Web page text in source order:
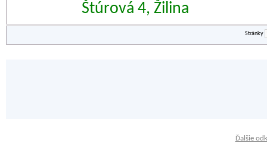
Štúrová 4, Žilina
Stránky
Ďalšie